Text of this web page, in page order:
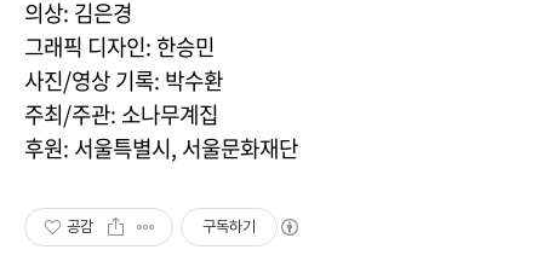
의상: 김은경
그래픽 디자인: 한승민
사진/영상 기록: 박수환
주최/주관: 소나무계집
후원: 서울특별시, 서울문화재단
공감 구독하기